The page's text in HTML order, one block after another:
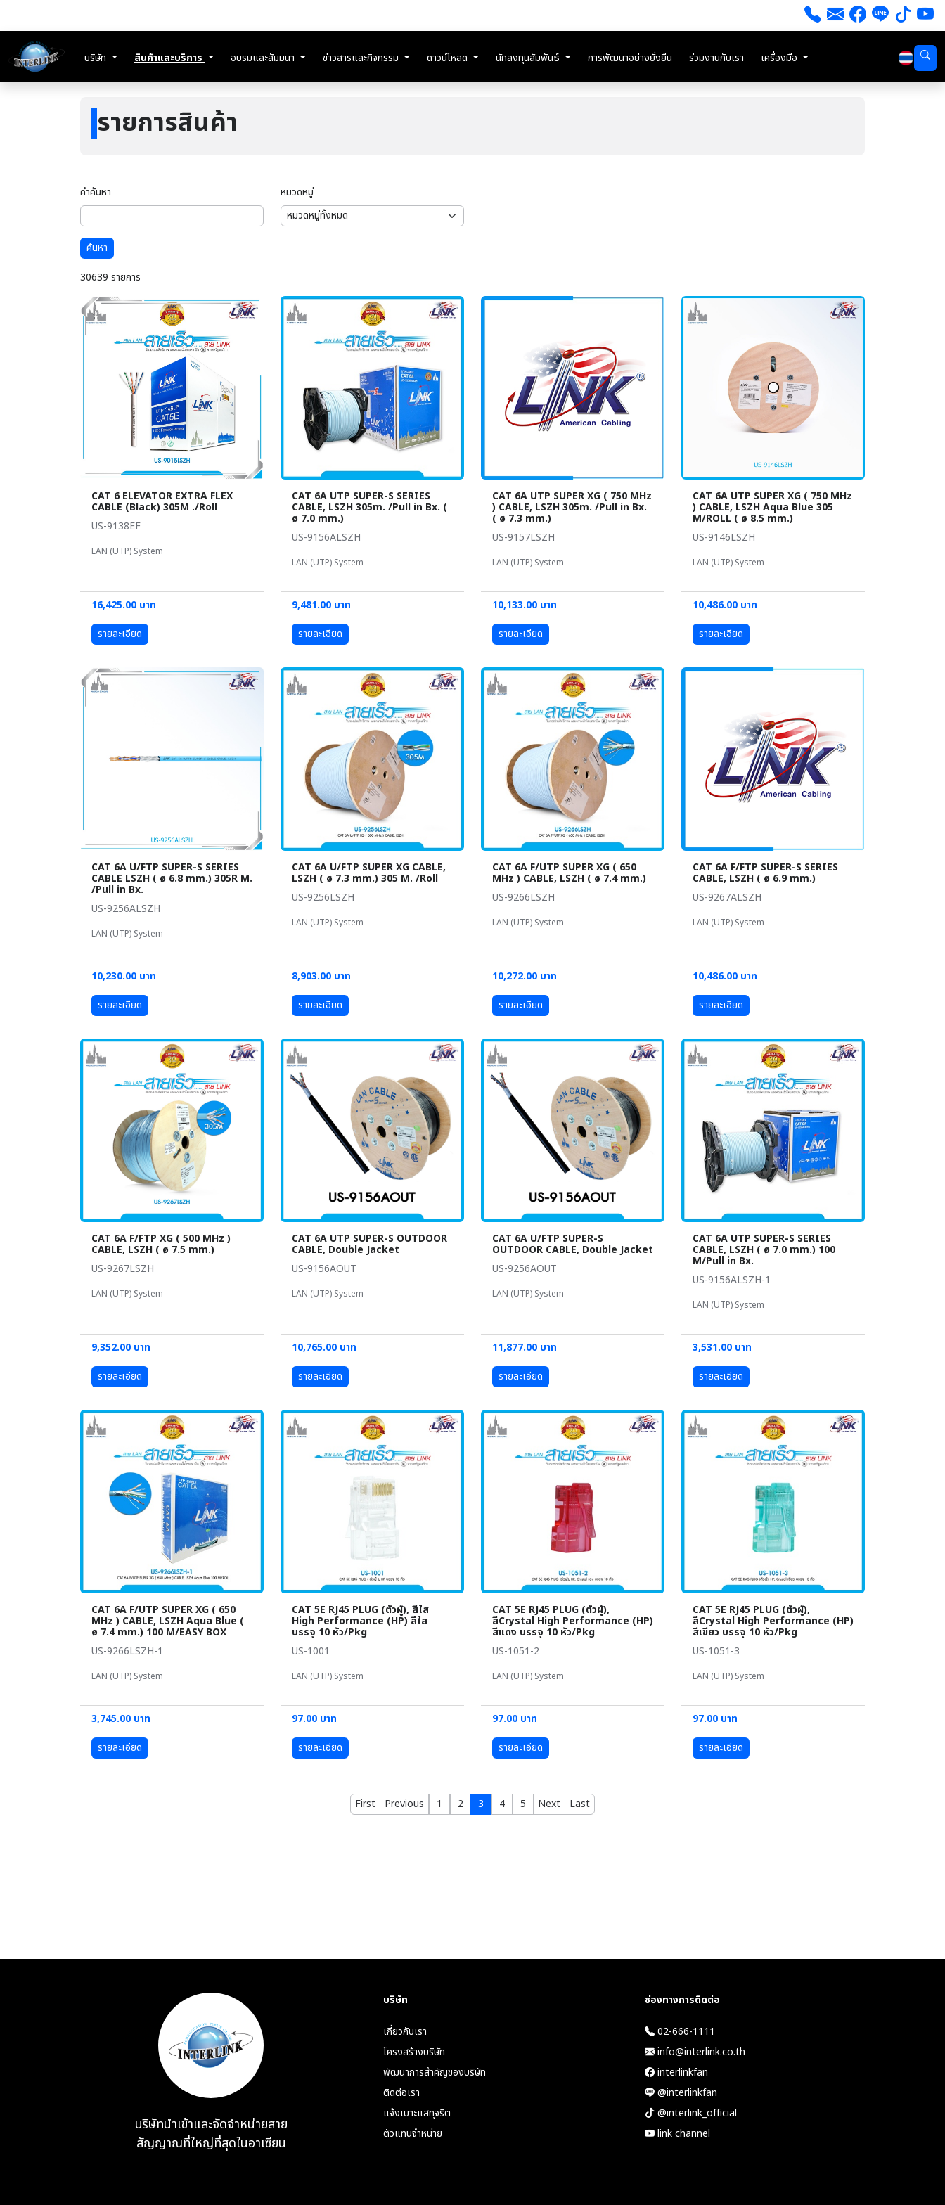
บริษัท สินค้าและบริการ อบรมและสัมมนา ข่าวสารและกิจกรรม ดาวน์โหลด นักลงทุนสัมพันธ์ การพัฒนาอย่างยั่งยืน ร่วมงานกับเรา เครื่องมือ
รายการสินค้า
คำค้นหา หมวดหมู่
ค้นหา
30639 รายการ
CAT 6 ELEVATOR EXTRA FLEX
CABLE (Black) 305M ./Roll
US-9138EF
LAN (UTP) System
16,425.00 บาท
รายละเอียด
CAT 6A UTP SUPER-S SERIES
CABLE, LSZH 305m. /Pull in Bx. (
ø 7.0 mm.)
US-9156ALSZH
LAN (UTP) System
9,481.00 บาท
รายละเอียด
CAT 6A UTP SUPER XG ( 750 MHz
) CABLE, LSZH 305m. /Pull in Bx.
( ø 7.3 mm.)
US-9157LSZH
LAN (UTP) System
10,133.00 บาท
รายละเอียด
CAT 6A UTP SUPER XG ( 750 MHz
) CABLE, LSZH Aqua Blue 305
M/ROLL ( ø 8.5 mm.)
US-9146LSZH
LAN (UTP) System
10,486.00 บาท
รายละเอียด
CAT 6A U/FTP SUPER-S SERIES
CABLE LSZH ( ø 6.8 mm.) 305R M.
/Pull in Bx.
US-9256ALSZH
LAN (UTP) System
10,230.00 บาท
รายละเอียด
CAT 6A U/FTP SUPER XG CABLE,
LSZH ( ø 7.3 mm.) 305 M. /Roll
US-9256LSZH
LAN (UTP) System
8,903.00 บาท
รายละเอียด
CAT 6A F/UTP SUPER XG ( 650
MHz ) CABLE, LSZH ( ø 7.4 mm.)
US-9266LSZH
LAN (UTP) System
10,272.00 บาท
รายละเอียด
CAT 6A F/FTP SUPER-S SERIES
CABLE, LSZH ( ø 6.9 mm.)
US-9267ALSZH
LAN (UTP) System
10,486.00 บาท
รายละเอียด
CAT 6A F/FTP XG ( 500 MHz )
CABLE, LSZH ( ø 7.5 mm.)
US-9267LSZH
LAN (UTP) System
9,352.00 บาท
รายละเอียด
CAT 6A UTP SUPER-S OUTDOOR
CABLE, Double Jacket
US-9156AOUT
LAN (UTP) System
10,765.00 บาท
รายละเอียด
CAT 6A U/FTP SUPER-S
OUTDOOR CABLE, Double Jacket
US-9256AOUT
LAN (UTP) System
11,877.00 บาท
รายละเอียด
CAT 6A UTP SUPER-S SERIES
CABLE, LSZH ( ø 7.0 mm.) 100
M/Pull in Bx.
US-9156ALSZH-1
LAN (UTP) System
3,531.00 บาท
รายละเอียด
CAT 6A F/UTP SUPER XG ( 650
MHz ) CABLE, LSZH Aqua Blue (
ø 7.4 mm.) 100 M/EASY BOX
US-9266LSZH-1
LAN (UTP) System
3,745.00 บาท
รายละเอียด
CAT 5E RJ45 PLUG (ตัวผู้), สีใส
High Performance (HP) สีใส
บรรจุ 10 หัว/Pkg
US-1001
LAN (UTP) System
97.00 บาท
รายละเอียด
CAT 5E RJ45 PLUG (ตัวผู้),
สีCrystal High Performance (HP)
สีแดง บรรจุ 10 หัว/Pkg
US-1051-2
LAN (UTP) System
97.00 บาท
รายละเอียด
CAT 5E RJ45 PLUG (ตัวผู้),
สีCrystal High Performance (HP)
สีเขียว บรรจุ 10 หัว/Pkg
US-1051-3
LAN (UTP) System
97.00 บาท
รายละเอียด
First Previous 1 2 3 4 5 Next Last
บริษัทนำเข้าและจัดจำหน่ายสาย
สัญญาณที่ใหญ่ที่สุดในอาเซียน
บริษัท
เกี่ยวกับเรา
โครงสร้างบริษัท
พัฒนาการสำคัญของบริษัท
ติดต่อเรา
แจ้งเบาะแสทุจริต
ตัวแทนจำหน่าย
ช่องทางการติดต่อ
02-666-1111
info@interlink.co.th
interlinkfan
@interlinkfan
@interlink_official
link channel